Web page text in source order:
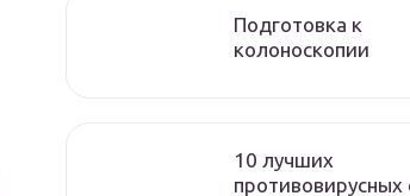
Подготовка к
колоноскопии
10 лучших
противовирусных